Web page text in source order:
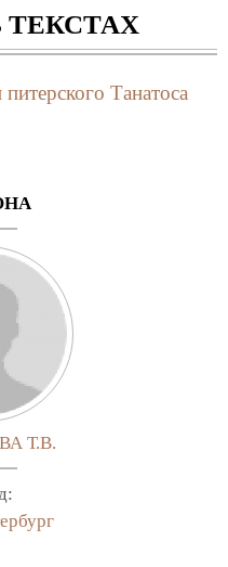
Танатоса
Т.В.